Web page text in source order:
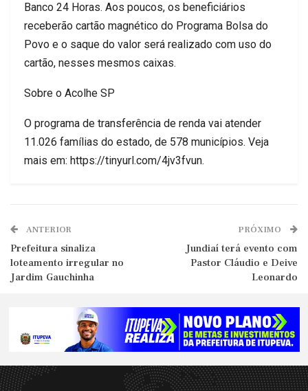
Banco 24 Horas. Aos poucos, os beneficiários
receberão cartão magnético do Programa Bolsa do
Povo e o saque do valor será realizado com uso do
cartão, nesses mesmos caixas.
Sobre o Acolhe SP
O programa de transferência de renda vai atender
11.026 famílias do estado, de 578 municípios. Veja
mais em: https://tinyurl.com/4jv3fvun.
ANTERIOR
Prefeitura sinaliza
loteamento irregular no
Jardim Gauchinha
PRÓXIMO
Jundiaí terá evento com
Pastor Cláudio e Deive
Leonardo